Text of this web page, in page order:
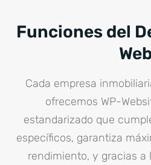
Funciones del
Cada empresa
ofrecemos WP-
estandarizado que
específicos, garantiza
rendimiento, y gracias a